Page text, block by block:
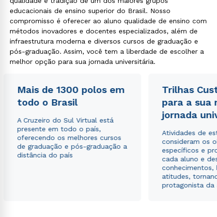
educacionais de ensino superior do Brasil. Nosso
compromisso é oferecer ao aluno qualidade de ensino com
métodos inovadores e docentes especializados, além de
infraestrutura moderna e diversos cursos de graduação e
pós-graduação. Assim, você tem a liberdade de escolher a
melhor opção para sua jornada universitária.
Mais de 1300 polos em
todo o Brasil
A Cruzeiro do Sul Virtual está
presente em todo o país,
oferecendo os melhores cursos
de graduação e pós-graduação a
distância do país
Trilhas
para a sua
jornada
Atividades de
consideram os
específicos e
cada aluno e
conhecimentos,
atitudes,
protagonista da
Rápido e fácil
ou
Política de Privacidade.e
autorizo que meus dados sejam utilizados para o